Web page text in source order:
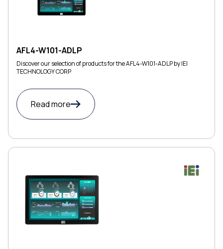
AFL4-W101-ADLP
Discover our selection of products for the AFL4-W101-ADLP by IEI
TECHNOLOGY CORP
Read more